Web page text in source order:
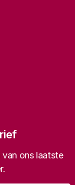
ons laatste